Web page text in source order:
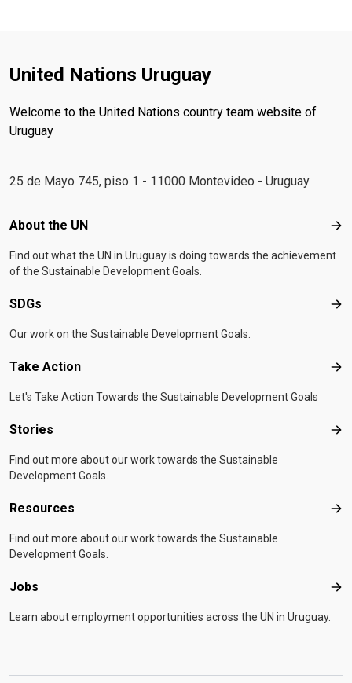
United Nations Uruguay
Welcome to the United Nations country team website of
Uruguay
25 de Mayo 745, piso 1 - 11000 Montevideo - Uruguay
Footer menu
About the UN
Find out what the UN in Uruguay is doing towards the achievement
of the Sustainable Development Goals.
SDGs
Our work on the Sustainable Development Goals.
Take Action
Let's Take Action Towards the Sustainable Development Goals
Stories
Find out more about our work towards the Sustainable
Development Goals.
Resources
Find out more about our work towards the Sustainable
Development Goals.
Jobs
Learn about employment opportunities across the UN in Uruguay.